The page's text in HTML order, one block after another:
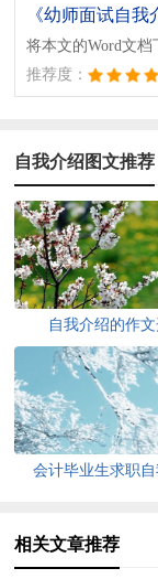
《幼师面试自我
将本文的Word文
推荐度：
自我介绍图文推荐
自我介绍的作
会计毕业生求职
相关文章推荐